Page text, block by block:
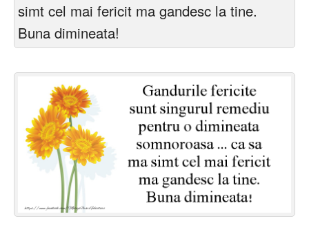
Felicitari muzicale personalizate
Felicitari animate
Conecteaza-te
simt cel mai fericit ma gandesc la tine.
Buna dimineata!